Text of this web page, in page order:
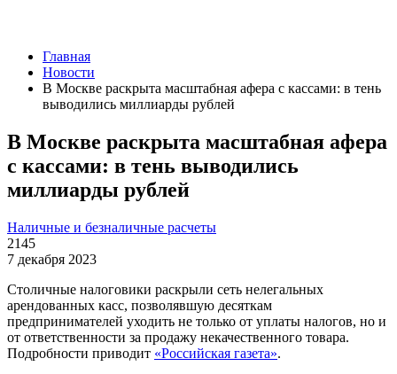
Главная
Новости
В Москве раскрыта масштабная афера с кассами: в тень
выводились миллиарды рублей
В Москве раскрыта масштабная афера
с кассами: в тень выводились
миллиарды рублей
Наличные и безналичные расчеты
2145
7 декабря 2023
Столичные налоговики раскрыли сеть нелегальных
арендованных касс, позволявшую десяткам
предпринимателей уходить не только от уплаты налогов, но и
от ответственности за продажу некачественного товара.
Подробности приводит «Российская газета».